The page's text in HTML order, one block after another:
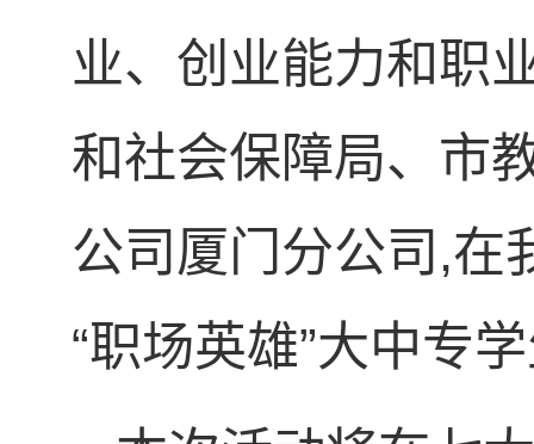
业、创业能力和职
和社会保障局、市
公司厦门分公司,在
“职场英雄”大中专